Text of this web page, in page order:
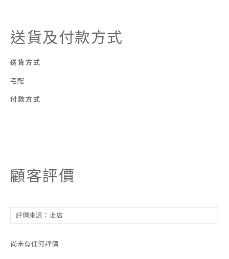
送貨及付款方式
送貨方式
宅配
付款方式
顧客評價
尚未有任何評價